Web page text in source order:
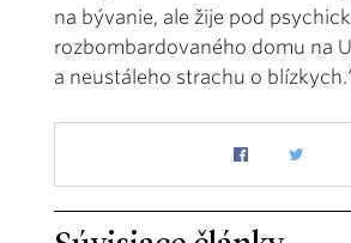
na bývanie, ale žije pod
rozbombardovaného domu na
a neustáleho strachu o